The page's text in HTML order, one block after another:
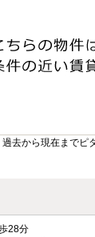
去から現在まで
28分